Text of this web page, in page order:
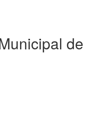
de